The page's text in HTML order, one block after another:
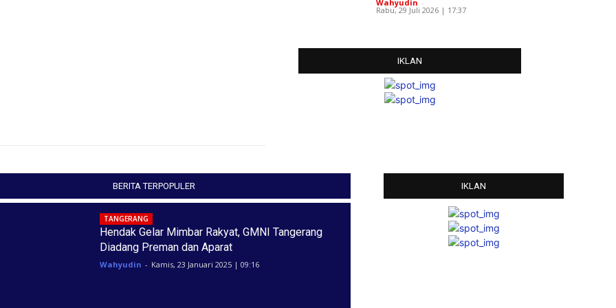
Wahyudin -
Rabu, 29 Juli 2026 | 17:37
IKLAN
BERITA TERPOPULER
TANGERANG
Hendak Gelar Mimbar Rakyat, GMNI Tangerang
Diadang Preman dan Aparat
Wahyudin - Kamis, 23 Januari 2025 | 09:16
IKLAN